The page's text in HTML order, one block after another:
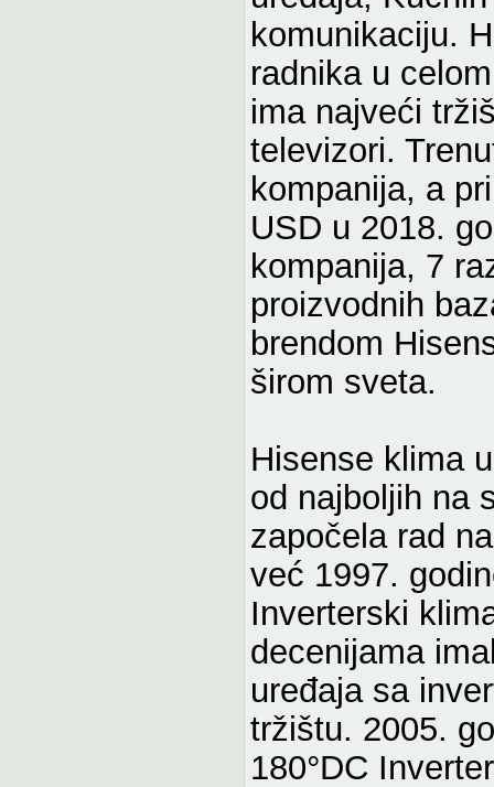
komunikaciju.
radnika u
ima najveći
televizori.
kompanija, a
USD u 2018.
kompanija, 7
proizvodnih
brendom
širom sveta.
Hisense klima
od najboljih na
započela rad
već 1997.
Inverterski
decenijama
uređaja sa
tržištu. 2005.
180°DC